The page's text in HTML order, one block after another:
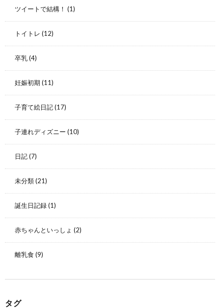
ツイートで結構！ (1)
トイトレ (12)
卒乳(4)
妊娠初期 (11)
子育て絵日記(17)
子連れディズニー (10)
日記(7)
未分類(21)
誕生日記録(1)
赤ちゃんといっしょ (2)
離乳食 (9)
タグ